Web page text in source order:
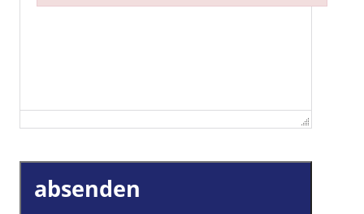
absenden
Failed to initialize plugin: wplink